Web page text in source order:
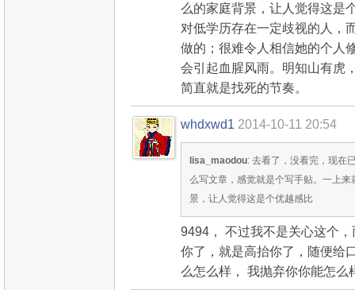
么的家庭背景，让人觉得这是
对低学历存在一定歧视的人，
做的；很难令人相信她的个人
会引起血腥风雨。明知山有虎
简直就是找死的节奏。
whdxwd1 2014-10-11 20:54
lisa_maodou: 去看了，没看完，现在
么写文章，感觉就是个写手贴。一上
景，让人觉得这是个优越感比
9494， 不过我不是关心这个
你了，就是高抬你了，随便给
么怎么样， 我抛弃你你能怎么